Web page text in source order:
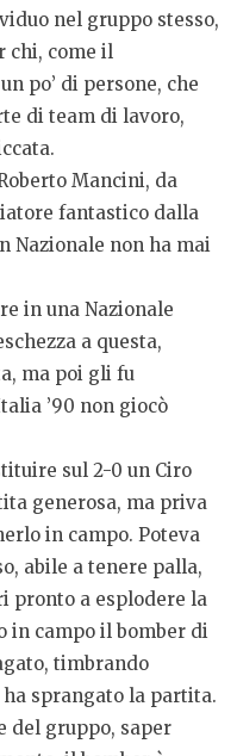
nel gruppo stesso,
chi, come il
po’ di persone, che
di team di lavoro,
Mancini, da
fantastico dalla
Nazionale non ha mai
in una Nazionale
a questa,
ma poi gli fu
’90 non giocò
sul 2-0 un Ciro
generosa, ma priva
in campo. Poteva
abile a tenere palla,
pronto a esplodere la
in campo il bomber di
timbrando
sprangato la partita.
del gruppo, saper